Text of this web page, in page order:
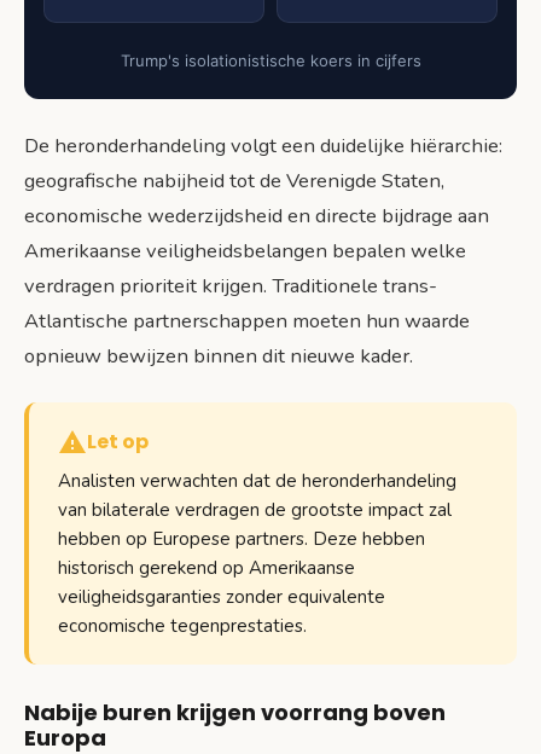
Trump's isolationistische koers in cijfers
De heronderhandeling volgt een duidelijke hiërarchie:
geografische nabijheid tot de Verenigde Staten,
economische wederzijdsheid en directe bijdrage aan
Amerikaanse veiligheidsbelangen bepalen welke
verdragen prioriteit krijgen. Traditionele trans-
Atlantische partnerschappen moeten hun waarde
opnieuw bewijzen binnen dit nieuwe kader.
Let op
Analisten verwachten dat de heronderhandeling
van bilaterale verdragen de grootste impact zal
hebben op Europese partners. Deze hebben
historisch gerekend op Amerikaanse
veiligheidsgaranties zonder equivalente
economische tegenprestaties.
Nabije buren krijgen voorrang boven
Europa